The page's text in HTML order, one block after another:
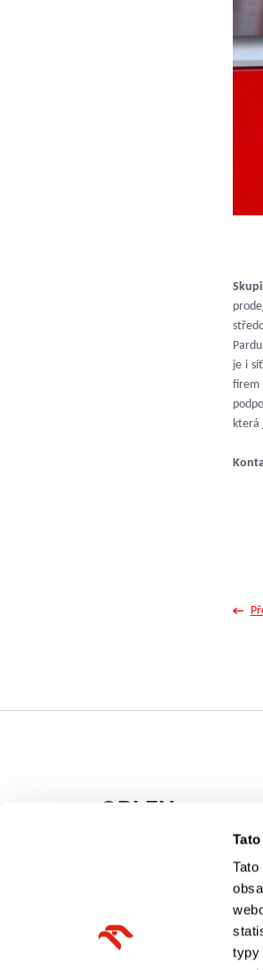
typy
je i
firem
která
ORLEN
Novinky